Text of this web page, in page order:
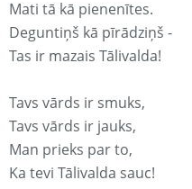
Mati tā kā pienenītes.
Deguntiņš kā pīrādziņš -
Tas ir mazais Tālivalda!
Tavs vārds ir smuks,
Tavs vārds ir jauks,
Man prieks par to,
Ka tevi Tālivalda sauc!